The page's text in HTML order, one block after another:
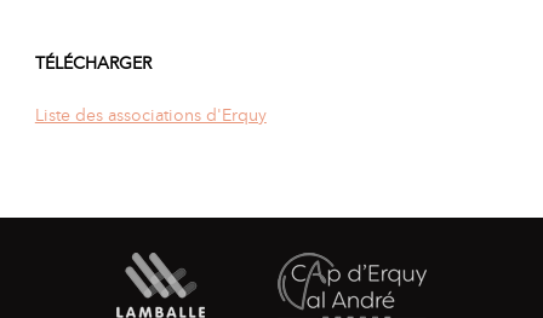
TÉLÉCHARGER
Liste des associations d'Erquy